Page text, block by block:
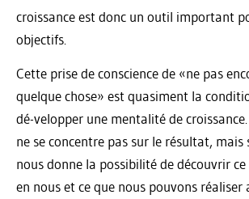
croissance est donc un outil important
objectifs.
Cette prise de conscience de «ne pas
quelque chose» est quasiment la
dé-velopper une mentalité de
ne se concentre pas sur le résultat, mais
nous donne la possibilité de découvrir
en nous et ce que nous pouvons réaliser